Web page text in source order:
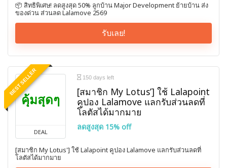
📦 สิทธิพิเศษ! ลดสูงสุด 50% ลูกบ้าน Major Development ย้ายบ้าน ส่ง
ของด่วน ส่วนลด Lalamove 2569
รับเลย!
BEST SELLER
คุ้มสุดๆ
DEAL
150 days left
[สมาชิก My Lotus’] ใช้ Lalapoint
คูปอง Lalamove แลกรับส่วนลดที่
โลตัสได้มากมาย
ลดสูงสุด 15% off
[สมาชิก My Lotus'] ใช้ Lalapoint คูปอง Lalamove แลกรับส่วนลดที่
โลตัสได้มากมาย